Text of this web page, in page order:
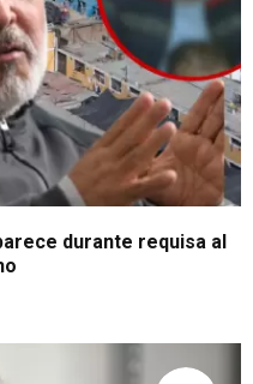
durante requisa al